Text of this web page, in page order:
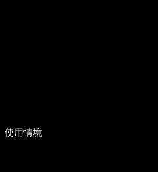
使用情境